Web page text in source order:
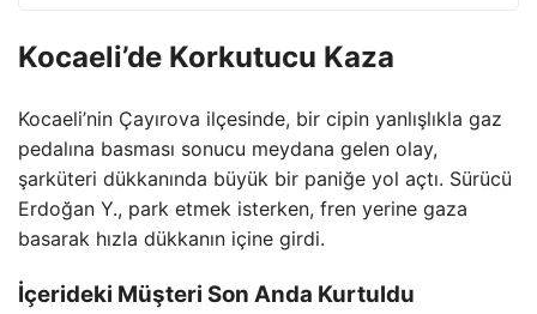
Kocaeli’de Korkutucu Kaza
Kocaeli’nin Çayırova ilçesinde, bir cipin yanlışlıkla gaz
pedalına basması sonucu meydana gelen olay,
şarküteri dükkanında büyük bir paniğe yol açtı. Sürücü
Erdoğan Y., park etmek isterken, fren yerine gaza
basarak hızla dükkanın içine girdi.
İçerideki Müşteri Son Anda Kurtuldu